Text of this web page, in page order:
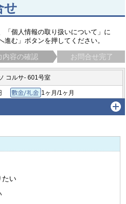
せ
「個人情報の取り扱いについて」に
む」ボタンを押してください。
内容の確認 お問合せ完了
コルサ- 601号室
敷金/礼金
1ヶ月/1ヶ月
償却金
駅
たい